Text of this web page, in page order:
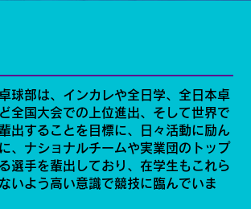
球部は、インカレや全日学、全日本卓
全国大会での上位進出、そして世界で
出することを目標に、日々活動に励ん
、ナショナルチームや実業団のトップ
選手を輩出しており、在学生もこれら
いよう高い意識で競技に臨んでいま